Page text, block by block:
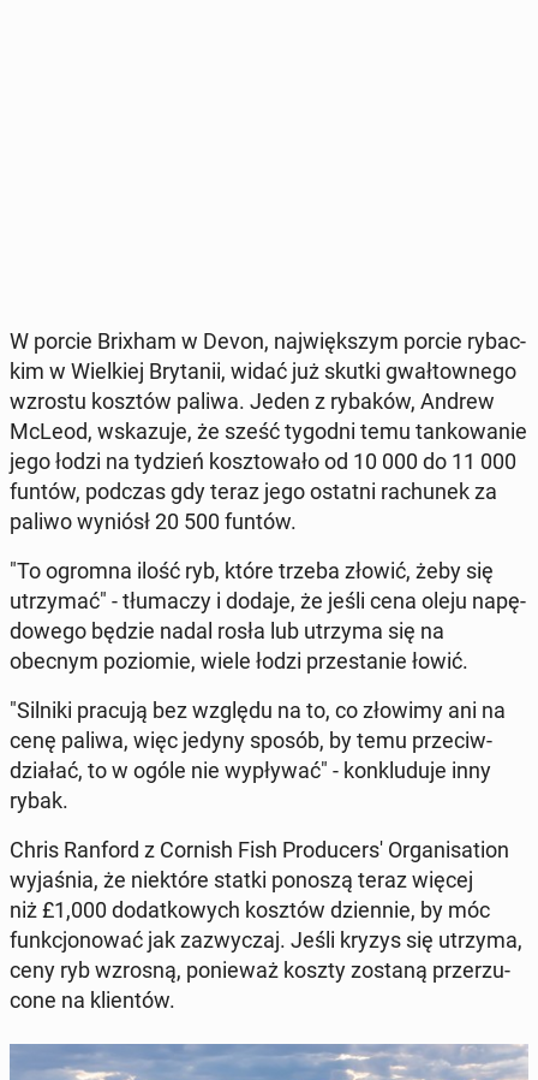
W porcie Brixham w Devon, naj­więk­szym porcie ry­bac­
kim w Wiel­kiej Bry­ta­nii, widać już skutki gwał­tow­ne­go
wzrostu kosztów paliwa. Jeden z rybaków, Andrew
McLeod, wska­zu­je, że sześć tygodni temu tan­ko­wa­nie
jego łodzi na tydzień kosz­to­wa­ło od 10 000 do 11 000
funtów, podczas gdy teraz jego ostatni ra­chu­nek za
paliwo wyniósł 20 500 funtów.
"To ogromna ilość ryb, które trzeba złowić, żeby się
utrzy­mać" - tłu­ma­czy i dodaje, że jeśli cena oleju na­pę­
do­we­go będzie nadal rosła lub utrzyma się na
obecnym po­zio­mie, wiele łodzi prze­sta­nie łowić.
"Silniki pracują bez względu na to, co złowimy ani na
cenę paliwa, więc jedyny sposób, by temu prze­ciw­
dzia­łać, to w ogóle nie wy­pły­wać" - kon­klu­du­je inny
rybak.
Chris Ranford z Cornish Fish Pro­du­cer­s' Or­ga­ni­sa­tion
wy­ja­śnia, że nie­któ­re statki ponoszą teraz więcej
niż £1,000 do­dat­ko­wych kosztów dzien­nie, by móc
funk­cjo­no­wać jak za­zwy­czaj. Jeśli kryzys się utrzyma,
ceny ryb wzrosną, po­nie­waż koszty zostaną prze­rzu­
co­ne na klien­tów.